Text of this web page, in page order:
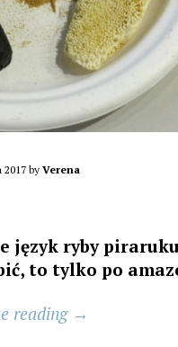
2017by Verena
język ryby
to tylko po
reading „Wigor
→